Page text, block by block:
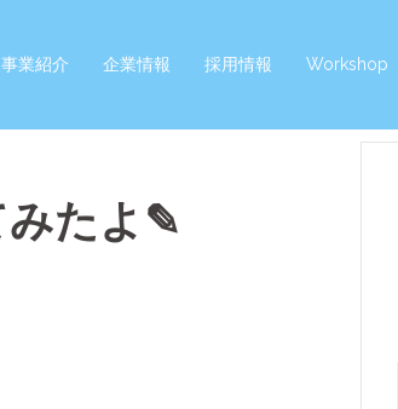
事業紹介 企業情報 採用情報 Workshop
みたよ✎